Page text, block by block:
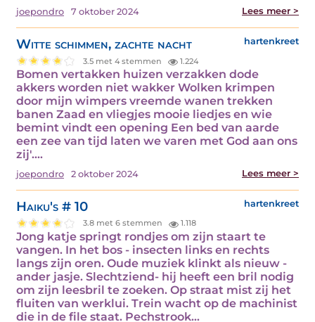
joepondro 7 oktober 2024 Lees meer >
Witte schimmen, zachte nacht hartenkreet
3.5 met 4 stemmen 1.224
Bomen vertakken huizen verzakken dode
akkers worden niet wakker Wolken krimpen
door mijn wimpers vreemde wanen trekken
banen Zaad en vliegjes mooie liedjes en wie
bemint vindt een opening Een bed van aarde
een zee van tijd laten we varen met God aan ons
zij'.…
joepondro 2 oktober 2024 Lees meer >
Haiku's # 10 hartenkreet
3.8 met 6 stemmen 1.118
Jong katje springt rondjes om zijn staart te
vangen. In het bos - insecten links en rechts
langs zijn oren. Oude muziek klinkt als nieuw -
ander jasje. Slechtziend- hij heeft een bril nodig
om zijn leesbril te zoeken. Op straat mist zij het
fluiten van werklui. Trein wacht op de machinist
die in de file staat. Pechstrook…